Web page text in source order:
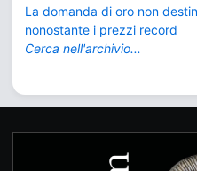
La domanda di oro non
nonostante i prezzi record
Cerca nell'archivio...